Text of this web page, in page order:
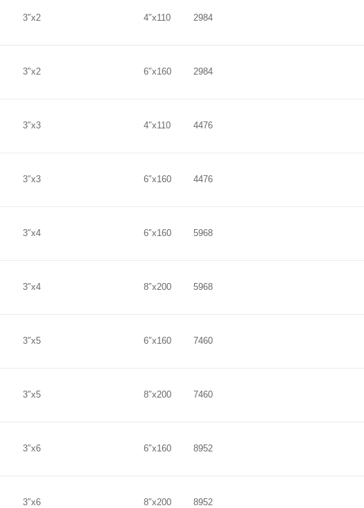
3″x2 4″x110 2984
3″x2 6″x160 2984
3″x3 4″x110 4476
3″x3 6″x160 4476
3″x4 6″x160 5968
3″x4 8″x200 5968
3″x5 6″x160 7460
3″x5 8″x200 7460
3″x6 6″x160 8952
3″x6 8″x200 8952